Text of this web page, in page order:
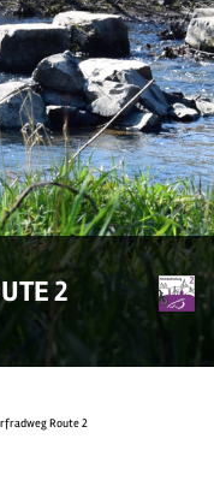
2
Route 2